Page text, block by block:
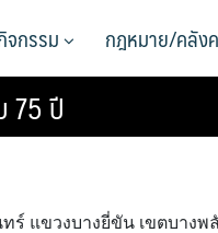
จกรรม กฎหมาย/คลัง
75 ปี
ร์ แขวงบางยี่ขัน เขตบางพ